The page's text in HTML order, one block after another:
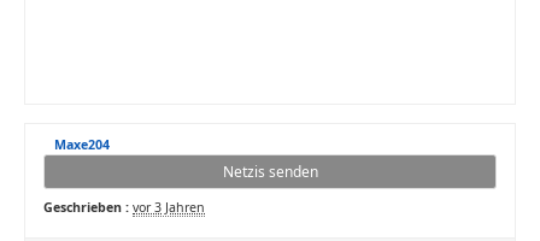
Maxe204
Netzis senden
Geschrieben : vor 3 Jahren